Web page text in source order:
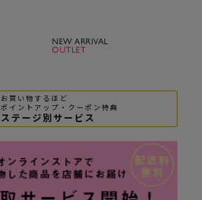
NEW ARRIVAL
OUTLET
お買い物するほど
ポイントアップ・クーポン特典
ステージ別サービス